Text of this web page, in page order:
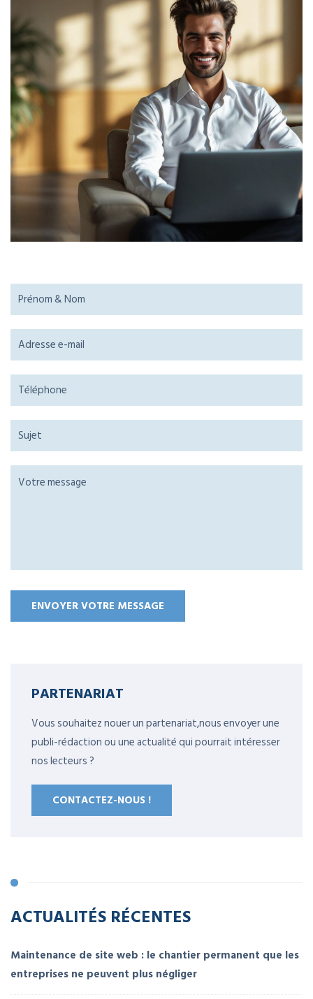
PARTENARIAT
Vous souhaitez nouer un partenariat,nous envoyer une
publi-rédaction ou une actualité qui pourrait intéresser
nos lecteurs ?
CONTACTEZ-NOUS !
ACTUALITÉS RÉCENTES
Maintenance de site web : le chantier permanent que les
entreprises ne peuvent plus négliger